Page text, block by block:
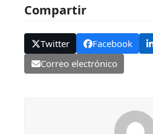
Compartir
Twitter Facebook
Correo electrónico